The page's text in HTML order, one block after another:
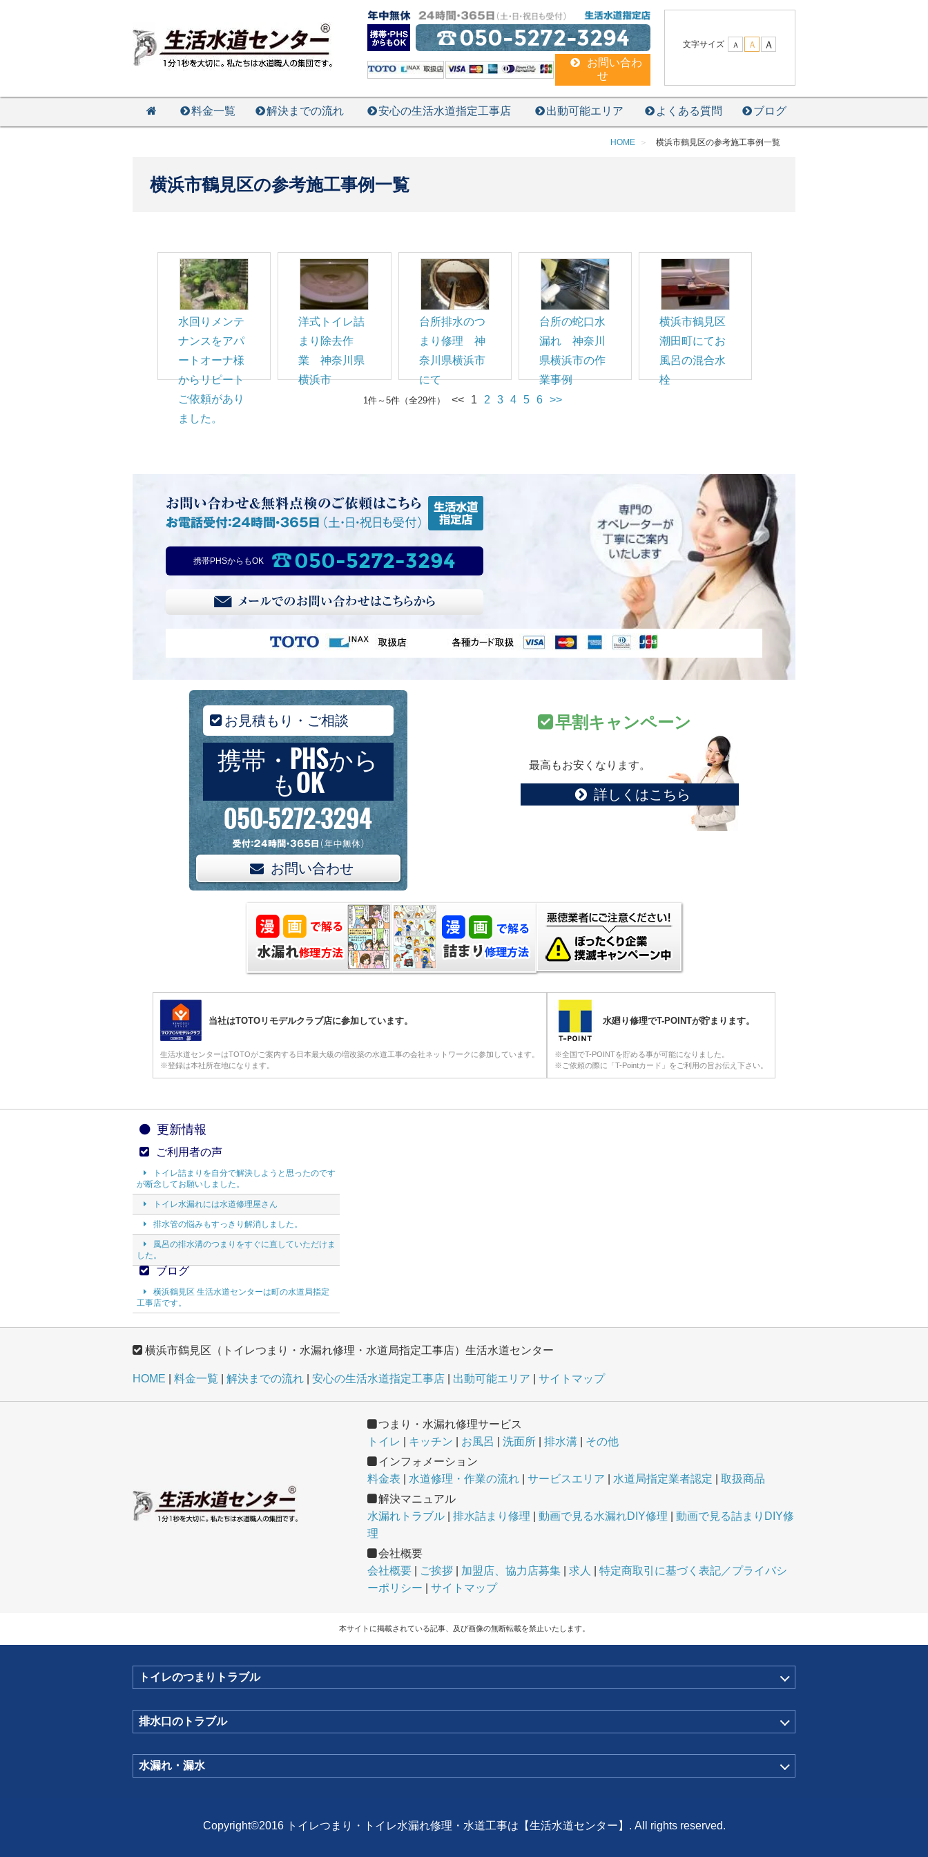
050-5272-3294
お問い合わ
せ
文字サイズ Ａ Ａ Ａ
料金一覧 解決までの流れ 安心の生活水道指定工事店 出動可能エリア よくある質問 ブログ
HOME 横浜市鶴見区の参考施工事例一覧
横浜市鶴見区の参考施工事例一覧
水回りメンテ
ナンスをアパ
ートオーナ様
からリピート
ご依頼があり
ました。
洋式トイレ詰
まり除去作
業 神奈川県
横浜市
台所排水のつ
まり修理 神
奈川県横浜市
にて
台所の蛇口水
漏れ 神奈川
県横浜市の作
業事例
横浜市鶴見区
潮田町にてお
風呂の混合水
栓
1件～5件（全29件） << 1 2 3 4 5 6 >>
携帯PHSからもOK 050-5272-3294
お見積もり・ご相談
携帯・PHSから
もOK
050-5272-3294
お問い合わせ
早割キャンペーン
最高もお安くなります。
詳しくはこちら
当社はTOTOリモデルクラブ店に参加しています。
生活水道センターはTOTOがご案内する日本最大級の増改築の水道工事の会社ネットワークに参加しています。
※登録は本社所在地になります。
水廻り修理でT-POINTが貯まります。
※全国でT-POINTを貯める事が可能になりました。
※ご依頼の際に「T-Pointカード」をご利用の旨お伝え下さい。
更新情報
ご利用者の声
トイレ詰まりを自分で解決しようと思ったのです
が断念してお願いしました。
トイレ水漏れには水道修理屋さん
排水管の悩みもすっきり解消しました。
風呂の排水溝のつまりをすぐに直していただけま
した。
ブログ
横浜鶴見区 生活水道センターは町の水道局指定
工事店です。
横浜市鶴見区（トイレつまり・水漏れ修理・水道局指定工事店）生活水道センター
HOME 料金一覧 解決までの流れ 安心の生活水道指定工事店 出動可能エリア サイトマップ
つまり・水漏れ修理サービス
トイレ
キッチン お風呂 洗面所 排水溝
その他
インフォメーション
料金表
水道修理・作業の流れ サービスエリア 水道局指定業者認定
取扱商品
解決マニュアル
水漏れトラブル
排水詰まり修理 動画で見る水漏れDIY修理
動画で見る詰まりDIY修
理
会社概要
会社概要
ご挨拶 加盟店、協力店募集 求人
特定商取引に基づく表記／プライバシ
ーポリシー
サイトマップ
本サイトに掲載されている記事、及び画像の無断転載を禁止いたします。
トイレのつまりトラブル
排水口のトラブル
水漏れ・漏水
Copyright©2016 トイレつまり・トイレ水漏れ修理・水道工事は【生活水道センター】. All rights reserved.